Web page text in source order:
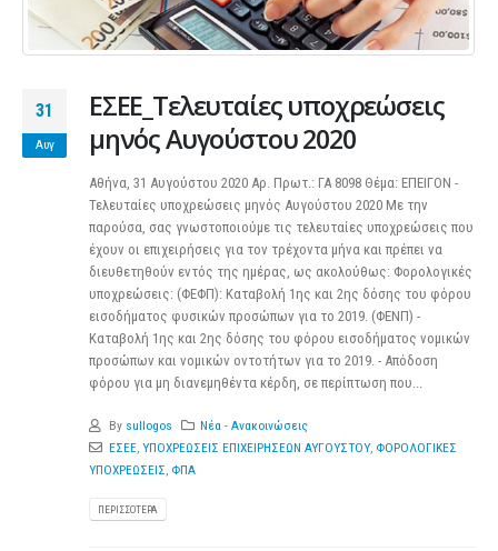
31
Αυγ
ΕΣΕΕ_Τελευταίες υποχρεώσεις
μηνός Αυγούστου 2020
Αθήνα, 31 Αυγούστου 2020 Αρ. Πρωτ.: ΓΑ 8098 Θέμα: ΕΠΕΙΓΟΝ -
Τελευταίες υποχρεώσεις μηνός Αυγούστου 2020 Με την
παρούσα, σας γνωστοποιούμε τις τελευταίες υποχρεώσεις που
έχουν οι επιχειρήσεις για τον τρέχοντα μήνα και πρέπει να
διευθετηθούν εντός της ημέρας, ως ακολούθως: Φορολογικές
υποχρεώσεις: (ΦΕΦΠ): Καταβολή 1ης και 2ης δόσης του φόρου
εισοδήματος φυσικών προσώπων για το 2019. (ΦΕΝΠ) -
Καταβολή 1ης και 2ης δόσης του φόρου εισοδήματος νομικών
προσώπων και νομικών οντοτήτων για το 2019. - Απόδοση
φόρου για μη διανεμηθέντα κέρδη, σε περίπτωση που...
By sullogos
Νέα - Ανακοινώσεις
ΕΣΕΕ, ΥΠΟΧΡΕΩΣΕΙΣ ΕΠΙΧΕΙΡΗΣΕΩΝ ΑΥΓΟΥΣΤΟΥ, ΦΟΡΟΛΟΓΙΚΕΣ
ΥΠΟΧΡΕΩΣΕΙΣ, ΦΠΑ
ΠΕΡΙΣΣΌΤΕΡΑ